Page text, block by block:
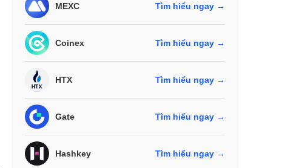
MEXC Tìm hiểu ngay →
Coinex Tìm hiểu ngay →
HTX Tìm hiểu ngay →
Gate Tìm hiểu ngay →
Hashkey Tìm hiểu ngay →